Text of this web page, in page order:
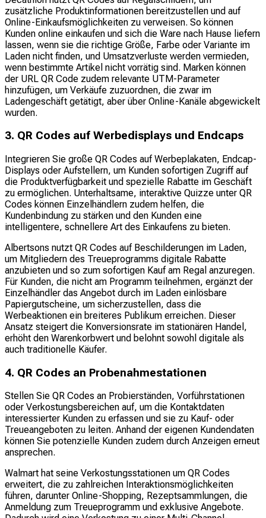
zusätzliche Produktinformationen bereitzustellen und auf
Online-Einkaufsmöglichkeiten zu verweisen. So können
Kunden online einkaufen und sich die Ware nach Hause liefern
lassen, wenn sie die richtige Größe, Farbe oder Variante im
Laden nicht finden, und Umsatzverluste werden vermieden,
wenn bestimmte Artikel nicht vorrätig sind. Marken können
der URL QR Code zudem relevante UTM-Parameter
hinzufügen, um Verkäufe zuzuordnen, die zwar im
Ladengeschäft getätigt, aber über Online-Kanäle abgewickelt
wurden.
3. QR Codes auf Werbedisplays und Endcaps
Integrieren Sie große QR Codes auf Werbeplakaten, Endcap-
Displays oder Aufstellern, um Kunden sofortigen Zugriff auf
die Produktverfügbarkeit und spezielle Rabatte im Geschäft
zu ermöglichen. Unterhaltsame, interaktive Quizze unter QR
Codes können Einzelhändlern zudem helfen, die
Kundenbindung zu stärken und den Kunden eine
intelligentere, schnellere Art des Einkaufens zu bieten.
Albertsons nutzt QR Codes auf Beschilderungen im Laden,
um Mitgliedern des Treueprogramms digitale Rabatte
anzubieten und so zum sofortigen Kauf am Regal anzuregen.
Für Kunden, die nicht am Programm teilnehmen, ergänzt der
Einzelhändler das Angebot durch im Laden einlösbare
Papiergutscheine, um sicherzustellen, dass die
Werbeaktionen ein breiteres Publikum erreichen. Dieser
Ansatz steigert die Konversionsrate im stationären Handel,
erhöht den Warenkorbwert und belohnt sowohl digitale als
auch traditionelle Käufer.
4. QR Codes an Probenahmestationen
Stellen Sie QR Codes an Probierständen, Vorführstationen
oder Verkostungsbereichen auf, um die Kontaktdaten
interessierter Kunden zu erfassen und sie zu Kauf- oder
Treueangeboten zu leiten. Anhand der eigenen Kundendaten
können Sie potenzielle Kunden zudem durch Anzeigen erneut
ansprechen.
Walmart hat seine Verkostungsstationen um QR Codes
erweitert, die zu zahlreichen Interaktionsmöglichkeiten
führen, darunter Online-Shopping, Rezeptsammlungen, die
Anmeldung zum Treueprogramm und exklusive Angebote.